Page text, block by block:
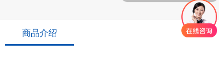
商品介绍